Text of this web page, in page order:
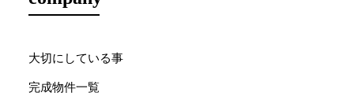
大切にしている事
完成物件一覧